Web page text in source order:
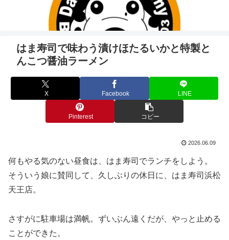
はま寿司で味わう漬けほたるいかと特製と
んこつ醤油ラーメン
X Facebook LINE
Pinterest コピー
2026.06.09
何もやる気のない昼食は、はま寿司でランチをしよう。
そういう娘に賛同して、久しぶりの休日に、はま寿司浜松
天王店。
さすがに駐車場は満帆。ずいぶん遠くだが、やっと止める
ことができた。